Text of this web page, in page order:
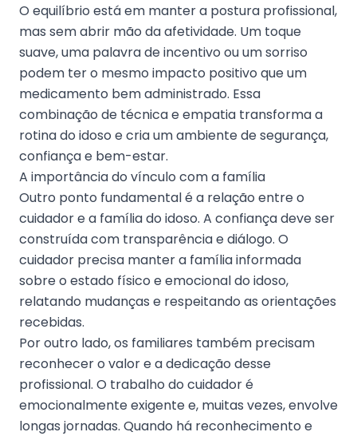
O equilíbrio está em manter a postura profissional,
mas sem abrir mão da afetividade. Um toque
suave, uma palavra de incentivo ou um sorriso
podem ter o mesmo impacto positivo que um
medicamento bem administrado. Essa
combinação de técnica e empatia transforma a
rotina do idoso e cria um ambiente de segurança,
confiança e bem-estar.
A importância do vínculo com a família
Outro ponto fundamental é a relação entre o
cuidador e a família do idoso. A confiança deve ser
construída com transparência e diálogo. O
cuidador precisa manter a família informada
sobre o estado físico e emocional do idoso,
relatando mudanças e respeitando as orientações
recebidas.
Por outro lado, os familiares também precisam
reconhecer o valor e a dedicação desse
profissional. O trabalho do cuidador é
emocionalmente exigente e, muitas vezes, envolve
longas jornadas. Quando há reconhecimento e